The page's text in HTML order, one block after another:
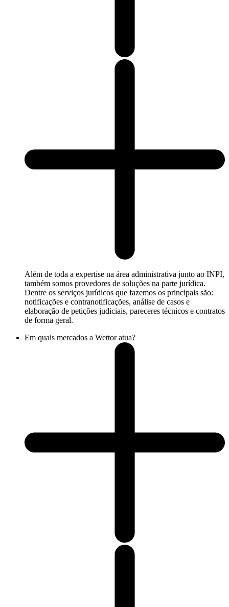
Além de toda a expertise na área administrativa junto ao INPI,
também somos provedores de soluções na parte jurídica.
Dentre os serviços jurídicos que fazemos os principais são:
notificações e contranotificações, análise de casos e
elaboração de petições judiciais, pareceres técnicos e contratos
de forma geral.
Em quais mercados a Wettor atua?